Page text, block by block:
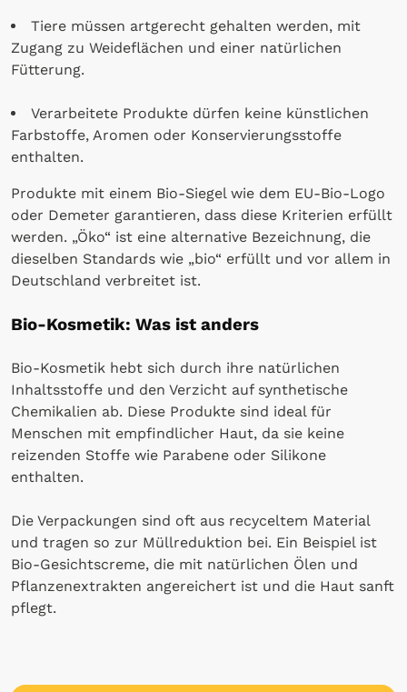
Tiere müssen artgerecht gehalten werden, mit
Zugang zu Weideflächen und einer natürlichen
Fütterung.
Verarbeitete Produkte dürfen keine künstlichen
Farbstoffe, Aromen oder Konservierungsstoffe
enthalten.
Produkte mit einem Bio-Siegel wie dem EU-Bio-Logo
oder Demeter garantieren, dass diese Kriterien erfüllt
werden. „Öko“ ist eine alternative Bezeichnung, die
dieselben Standards wie „bio“ erfüllt und vor allem in
Deutschland verbreitet ist.
Bio-Kosmetik: Was ist anders
Bio-Kosmetik hebt sich durch ihre natürlichen
Inhaltsstoffe und den Verzicht auf synthetische
Chemikalien ab. Diese Produkte sind ideal für
Menschen mit empfindlicher Haut, da sie keine
reizenden Stoffe wie Parabene oder Silikone
enthalten.
Die Verpackungen sind oft aus recyceltem Material
und tragen so zur Müllreduktion bei. Ein Beispiel ist
Bio-Gesichtscreme, die mit natürlichen Ölen und
Pflanzenextrakten angereichert ist und die Haut sanft
pflegt.